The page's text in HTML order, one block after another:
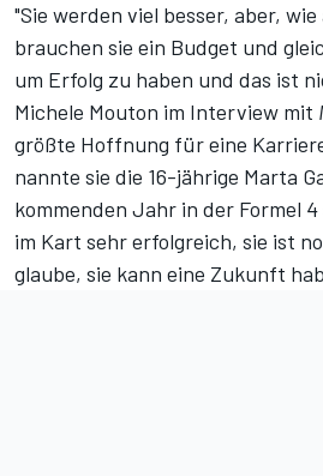
"Sie werden viel besser, aber,
brauchen sie ein Budget und
um Erfolg zu haben und das ist
Michele Mouton im Interview mit
größte Hoffnung für eine
nannte sie die 16-jährige Marta
kommenden Jahr in der Formel
im Kart sehr erfolgreich, sie ist
glaube, sie kann eine Zukunft